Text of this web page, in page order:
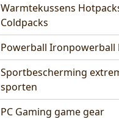
Warmtekussens
Coldpacks
Powerball Ironpowerball
Sportbescherming
sporten
PC Gaming game gear